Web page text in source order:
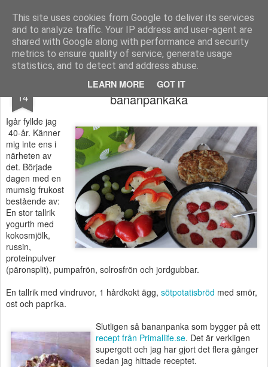
This site uses cookies from Google to deliver its services
and to analyze traffic. Your IP address and user-agent are
shared with Google along with performance and security
metrics to ensure quality of service, generate usage
statistics, and to detect and address abuse.
LEARN MORE GOT IT
Functional Fitness by Mattias - Träningsinspiration & träningsfilmer
Pages
14
Min födelsedag och recept på supergod
bananpankaka
Igår fyllde jag
40-år. Känner
mig inte ens i
närheten av
det. Började
dagen med en
mumsig frukost
bestående av:
En stor tallrik
yogurth med
kokosmjölk,
russin,
proteinpulver
(päronsplit), pumpafrön, solrosfrön och jordgubbar.
En tallrik med vindruvor, 1 hårdkokt ägg, sötpotatisbröd med smör,
ost och paprika.
Slutligen så bananpanka som bygger på ett
recept från Primallife.se. Det är verkligen
supergott och jag har gjort det flera gånger
sedan jag hittade receptet.